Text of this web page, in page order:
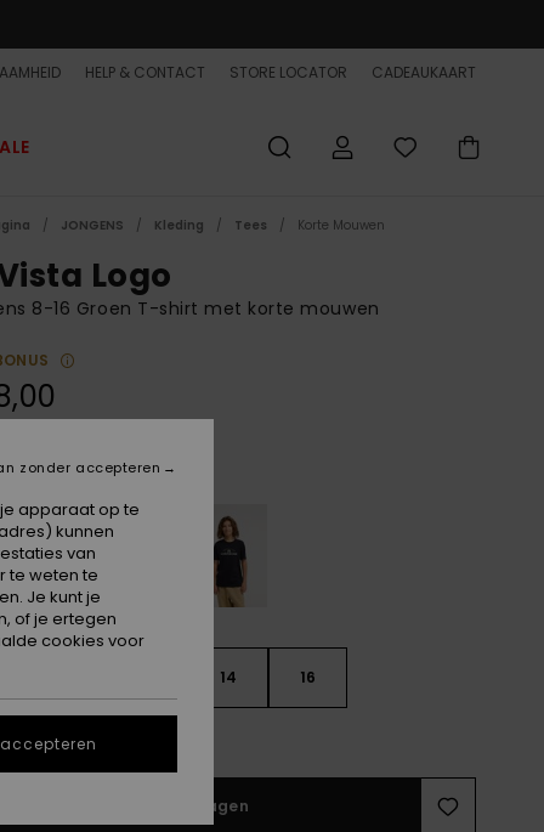
HELP & CONTACT STORE LOCATOR CADEAUKAART
JONGENS Kleding Tees Korte Mouwen
Logo
8-16 Groen T-shirt met korte mouwen
Green
14 16
maattabel
In winkelwagen
apparaat op te
kunnen
van
te weten te
Je kunt je
of je ertegen
cookies voor
zonder accepteren